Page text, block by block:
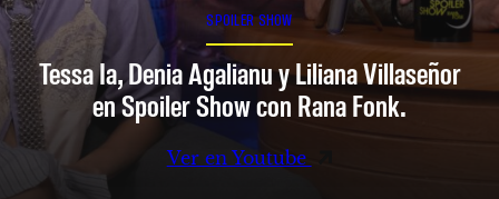
SPOILER SHOW
Tessa Ia, Denia Agalianu y Liliana Villaseñor
en Spoiler Show con Rana Fonk.
Ver en Youtube